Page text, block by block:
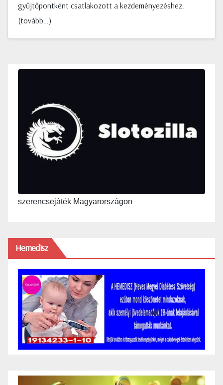
gyűjtőpontként csatlakozott a kezdeményezéshez.
(tovább…)
szerencsejáték Magyarországon
Hemedisz